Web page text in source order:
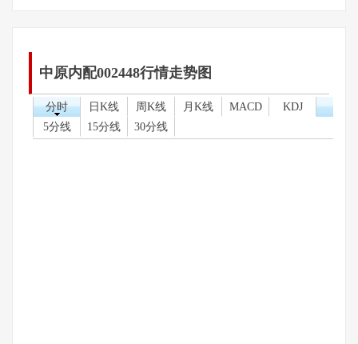
中原内配002448行情走势图
分时 日K线 周K线 月K线 MACD
KDJ
5分线
15分线 30分线